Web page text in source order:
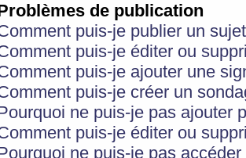
de publication
puis-je publier un
puis-je éditer ou
puis-je ajouter une
puis-je créer un
ne puis-je pas ajouter
puis-je éditer ou
ne puis-je pas